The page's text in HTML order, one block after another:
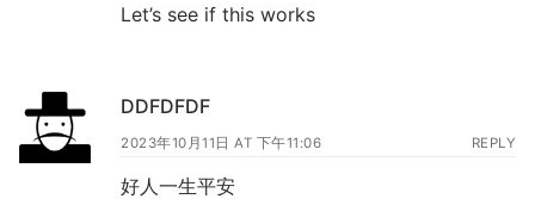
Let’s see if this works
DDFDFDF
2023年10月11日 AT 下午11:06 REPLY
好人一生平安